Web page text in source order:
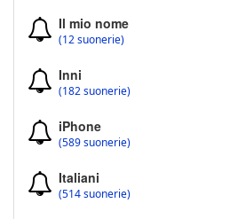
Il mio nome
(12 suonerie)
Inni
(182 suonerie)
iPhone
(589 suonerie)
Italiani
(514 suonerie)